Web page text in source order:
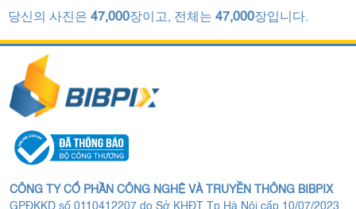
당신의 사진은 47,000장이고, 전체는 47,000장입니다.
CÔNG TY CỔ PHẦN CÔNG NGHỆ VÀ TRUYỀN THÔNG BIBPIX